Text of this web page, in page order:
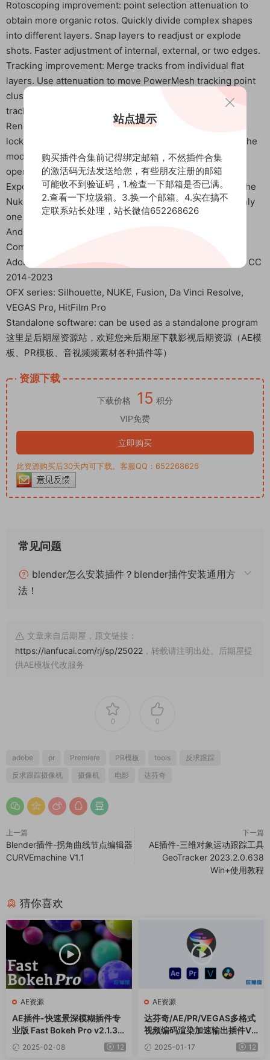
Rotoscoping improvement: point selection attenuation to
obtain more organic rotos. Quickly divide complex shapes
into different layers. Snap layers to readjust or explode
shots. Faster adjustment of internal, external, or two edges.
Tracking improvement: Merge tracks from individual flat
layers. Use attenuation to move PowerMesh tracking point
clusters. Quickly jump to the end of the track and set the
tracking range.
Rendering improvement: Objects can be removed from
locked or still shots without the need for tracking. Crop the
module ROI (region of interest) to the surface for easy
operation.
Export improvement: Directly generate tracking data in the
Nuke OFX plugin. New one click data generation, with only
one layer in After Effects and Nuke.
And more!
Compatible support software:
Adobe series: After Effects CC 2014-2023 and Premiere CC
2014-2023
OFX series: Silhouette, NUKE, Fusion, Da Vinci Resolve,
VEGAS Pro, HitFilm Pro
Standalone software: can be used as a standalone program
这里是后期屋资源站，欢迎您来后期屋下载影视后期资源（AE模
板、PR模板、音视频频素材各种插件等）
资源下载
下载价格 15 积分
VIP免费
立即购买
此资源购买后30天内可下载。客服QQ：652268626
常见问题
blender怎么安装插件？blender插件安装通用方
法！
文章来自后期屋，原文链接：
https://lanfucai.com/rj/sp/25022 ，转载请注明出处。后期屋提
供AE模板代改服务
0 0
adobe pr Premiere PR模板 tools
反求跟踪
反求跟踪摄像机
摄像机 电影 达芬奇
上一篇
Blender插件-拐角曲线节点编辑器
CURVEmachine V1.1
下一篇
AE插件-三维对象运动跟踪工具
GeoTracker 2023.2.0.638
Win+使用教程
猜你喜欢
AE资源
AE插件-快速景深模糊插件专
业版 Fast Bokeh Pro v2.1.3
Win2025-02-08 12
AE资源
达芬奇/AE/PR/VEGAS多格式
视频编码渲染加速输出插件Vo
ukoder Pro V2.0.5 Win中文
版
2025-01-17 12
站点提示
购买插件合集前记得绑定邮箱，不然插件合集
的激活码无法发送给您，有些朋友注册的邮箱
可能收不到验证码，1.检查一下邮箱是否已满。
2.查看一下垃圾箱。3.换一个邮箱。4.实在搞不
定联系站长处理，站长微信652268626